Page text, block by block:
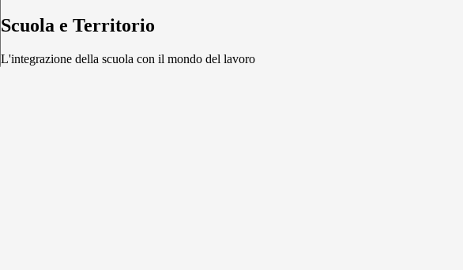
Scuola e Territorio
L'integrazione della scuola con il mondo del lavoro